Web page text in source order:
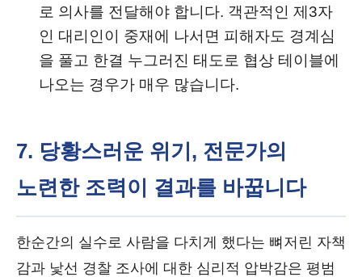
로 의사를 전달해야 합니다. 객관적인 제3자
인 대리인이 중재에 나서면 피해자도 경계심
을 풀고 한결 누그러진 태도로 협상 테이블에
나오는 경우가 매우 많습니다.
7. 당황스러운 위기, 전문가의
노련한 조력이 결과를 바꿉니다
한순간의 실수로 사람을 다치게 했다는 뼈저린 자책
감과 낯선 경찰 조사에 대한 심리적 압박감은 평범